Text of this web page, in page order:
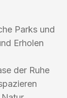
Parks und
Erholen
der Ruhe